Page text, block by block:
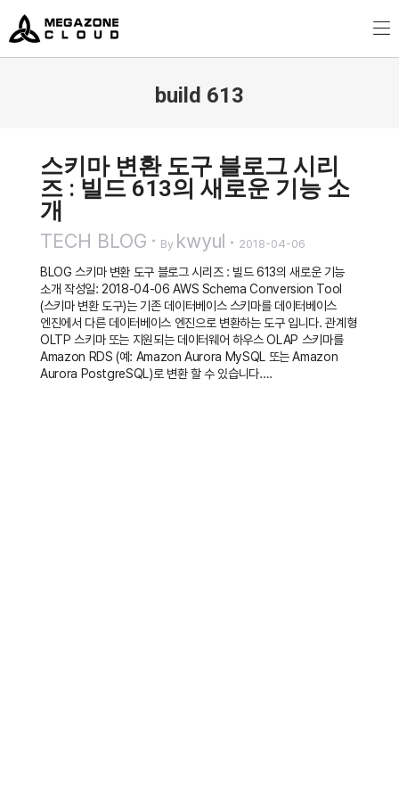
MegazoneCloud
디지털 전문 기업, 메가존클라우드
build 613
스키마 변환 도구 블로그 시리
즈 : 빌드 613의 새로운 기능 소
개
TECH BLOG By kwyul 2018-04-06
BLOG 스키마 변환 도구 블로그 시리즈 : 빌드 613의 새로운 기능
소개 작성일: 2018-04-06 AWS Schema Conversion Tool
(스키마 변환 도구)는 기존 데이터베이스 스키마를 데이터베이스
엔진에서 다른 데이터베이스 엔진으로 변환하는 도구 입니다. 관계형
OLTP 스키마 또는 지원되는 데이터웨어 하우스 OLAP 스키마를
Amazon RDS (예: Amazon Aurora MySQL 또는 Amazon
Aurora PostgreSQL)로 변환 할 수 있습니다.…